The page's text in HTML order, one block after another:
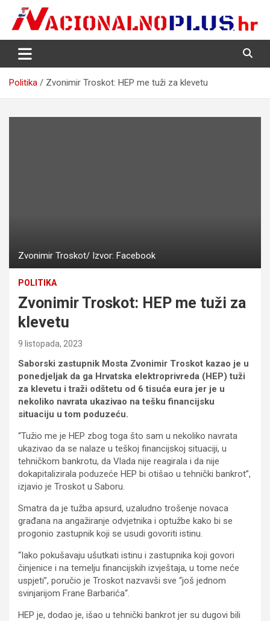
content
NacionalnoPlus.hr
Nacija želi znati više
Politika Zvonimir Troskot: HEP me tuži za klevetu
Zvonimir Troskot/ Izvor: Facebook
POLITIKA
Zvonimir Troskot: HEP me tuži za
klevetu
9 listopada, 2023
Saborski zastupnik Mosta Zvonimir Troskot kazao je u
ponedjeljak da ga Hrvatska elektroprivreda (HEP) tuži
za klevetu i traži odštetu od 6 tisuća eura jer je u
nekoliko navrata ukazivao na tešku financijsku
situaciju u tom poduzeću.
“Tužio me je HEP zbog toga što sam u nekoliko navrata
ukazivao da se nalaze u teškoj financijskoj situaciji, u
tehničkom bankrotu, da Vlada nije reagirala i da nije
dokapitalizirala poduzeće HEP bi otišao u tehnički bankrot”,
izjavio je Troskot u Saboru.
Smatra da je tužba apsurd, uzaludno trošenje novaca
građana na angažiranje odvjetnika i optužbe kako bi se
progonio zastupnik koji se usudi govoriti istinu.
“Iako pokušavaju ušutkati istinu i zastupnika koji govori
činjenice i na temelju financijskih izvještaja, u tome neće
uspjeti”, poručio je Troskot nazvavši sve “još jednom
svinjarijom Frane Barbarića“.
HEP je, dodao je, išao u tehnički bankrot jer su dugovi bili